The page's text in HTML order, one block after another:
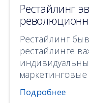
Рестайлинг
Рестайлинг
рестайлинге
маркетинговые
Подробнее